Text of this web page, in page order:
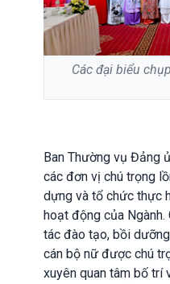
Các đại biểu
Ban Thường vụ Đảng
các đơn vị chú trọng
dựng và tổ chức thực
hoạt động của
tác đào tạo, bồi
cán bộ nữ được chú
xuyên quan tâm bố trí